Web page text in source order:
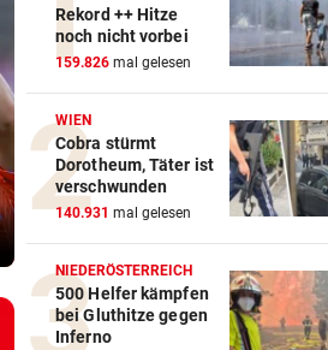
Stiefvater wegen
Gewalt an
Ziehtochter vor
Sager
Mütter-
Rekord ++ Hitze
noch nicht vorbei
159.826 mal gelesen
WIEN
Cobra stürmt
Dorotheum, Täter ist
verschwunden
140.931 mal gelesen
NIEDERÖSTERREICH
500 Helfer kämpfen
bei Gluthitze gegen
Inferno